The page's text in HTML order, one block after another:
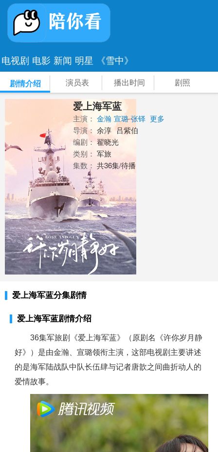
电视剧 电影 新闻 明星 《雪中》
剧情介绍 演员表 播出时间 剧照
爱上海军蓝
主演： 金瀚 宣璐 张铎 更多
导演： 余淳 吕紫伯
编剧： 翟晓光
类别： 军旅
集数： 共36集/待播
爱上海军蓝分集剧情
爱上海军蓝剧情介绍
36集军旅剧《爱上海军蓝》（原剧名《许你岁月静
好》）是由金瀚、宣璐领衔主演，这部电视剧主要讲述
的是海军陆战队中队长伍肆与记者唐歆之间曲折动人的
爱情故事。